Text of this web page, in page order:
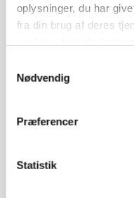
oplysninger, du har
fra din brug af deres
Nødvendig
Præferencer
Statistik
Bønder holder vagt